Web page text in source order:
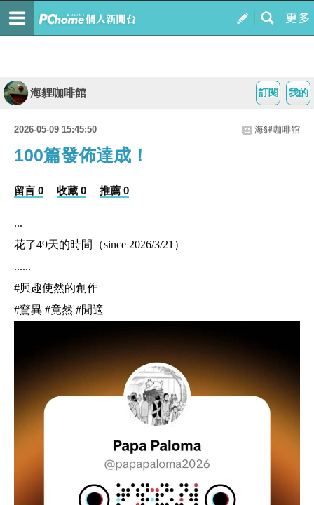
我的
訂閱
海貍咖啡館
2026-05-09 15:45:50 海貍咖啡館
100篇發佈達成！
留言 0 收藏 0 推薦 0
...
花了49天的時間（since 2026/3/21）
......
#興趣使然的創作
#驚異 #竟然 #閒適